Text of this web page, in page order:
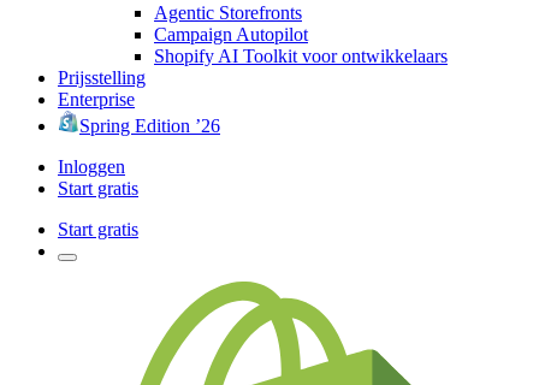
Agentic Storefronts
Campaign Autopilot
Shopify AI Toolkit voor ontwikkelaars
Prijsstelling
Enterprise
Spring Edition ’26
Inloggen
Start gratis
Start gratis